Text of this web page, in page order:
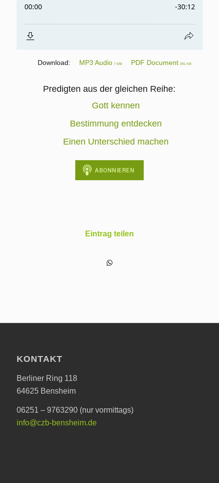
Download: MP3 Audio 7 MB PDF Document 281 KB
Predigten aus der gleichen Reihe:
Gott kennen
Bestimmung entdecken
Einen Unterschied machen
Eintrag teilen
KONTAKT
Berliner Ring 118
64625 Bensheim
06251 – 9763290 (nur vormittags)
info@czb-bensheim.de